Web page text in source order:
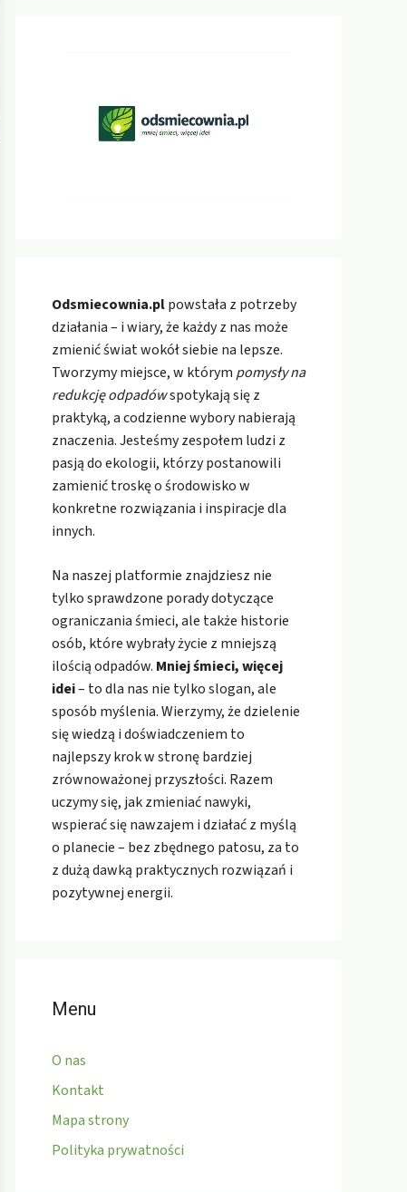
Odsmiecownia.plpowstała z potrzeby
działania – i wiary, że każdy z nas może
zmienić świat wokół siebie na lepsze.
Tworzymy miejsce, w którym pomysły na
redukcję odpadówspotykają się z
praktyką, a codzienne wybory nabierają
znaczenia. Jesteśmy zespołem ludzi z
pasją do ekologii, którzy postanowili
zamienić troskę o środowisko w
konkretne rozwiązania i inspiracje dla
innych.
Na naszej platformie znajdziesz nie
tylko sprawdzone porady dotyczące
ograniczania śmieci, ale także historie
osób, które wybrały życie z mniejszą
ilością odpadów. Mniej śmieci, więcej
idei– to dla nas nie tylko slogan, ale
sposób myślenia. Wierzymy, że dzielenie
się wiedzą i doświadczeniem to
najlepszy krok w stronę bardziej
zrównoważonej przyszłości. Razem
uczymy się, jak zmieniać nawyki,
wspierać się nawzajem i działać z myślą
o planecie – bez zbędnego patosu, za to
z dużą dawką praktycznych rozwiązań i
pozytywnej energii.
Menu
O nas
Kontakt
Mapa strony
Polityka prywatności